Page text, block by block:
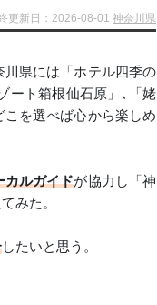
更新日：2026-08-01 神奈川県
県には「ホテル四季の
ート箱根仙石原」､「姥
を選べば心から楽しめ
カルガイドが協力し「神
みた。
したいと思う。